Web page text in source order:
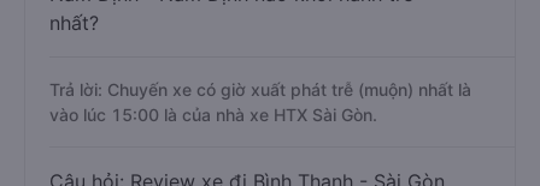
nhất?
Trả lời: Chuyến xe có giờ xuất phát trễ (muộn) nhất là
vào lúc 15:00 là của nhà xe HTX Sài Gòn.
Câu hỏi: Review xe đi Bình Thạnh - Sài Gòn